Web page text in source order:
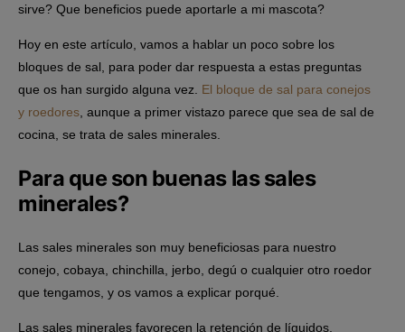
sirve? Que beneficios puede aportarle a mi mascota?
Hoy en este artículo, vamos a hablar un poco sobre los
bloques de sal, para poder dar respuesta a estas preguntas
que os han surgido alguna vez. El bloque de sal para conejos
y roedores , aunque a primer vistazo parece que sea de sal de
cocina, se trata de sales minerales.
Para que son buenas las sales
minerales?
Las sales minerales son muy beneficiosas para nuestro
conejo, cobaya, chinchilla, jerbo, degú o cualquier otro roedor
que tengamos, y os vamos a explicar porqué.
Las sales minerales favorecen la retención de líquidos,